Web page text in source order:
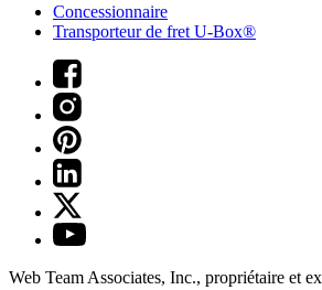
Concessionnaire
Transporteur de fret U-Box®
Web Team Associates, Inc., propriétaire et